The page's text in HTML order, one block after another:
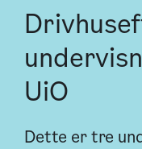
UiO
Dette er tre